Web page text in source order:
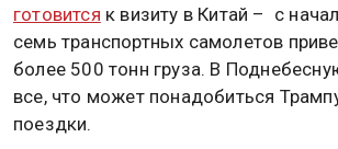
готовится к визиту в Китай – с
семь транспортных самолетов
более 500 тонн груза. В
все, что может понадобиться
поездки.